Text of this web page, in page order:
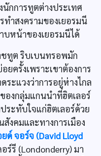
นักการทูตต่างประเทศ
ทำสงครามของเยอรมนี
บหน้าของเยอรมนีได้
ชทูต ริบเบนทรอพมัก
ครั้งเพราะเขาต้องการ
ระแวงว่าการอยู่ห่างไกล
องกลุ่มแกนนำที่ฮิตเลอร์
ระทับใจแก่ฮิตเลอร์ด้วย
งคมและทางการเมือง
ยด์ จอร์จ (David Lloyd
รี (Londonderry) มา